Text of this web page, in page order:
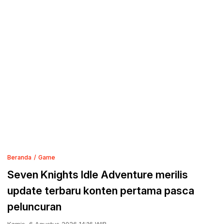
Beranda Game
Seven Knights Idle Adventure merilis
update terbaru konten pertama pasca
peluncuran